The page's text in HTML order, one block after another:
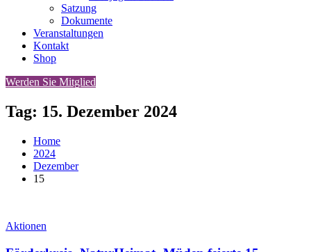
Satzung
Dokumente
Veranstaltungen
Kontakt
Shop
Werden Sie Mitglied
Tag: 15. Dezember 2024
Home
2024
Dezember
15
Aktionen